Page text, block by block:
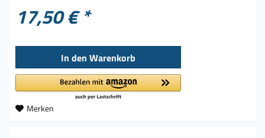
17,50 € *
In den Warenkorb
Merken